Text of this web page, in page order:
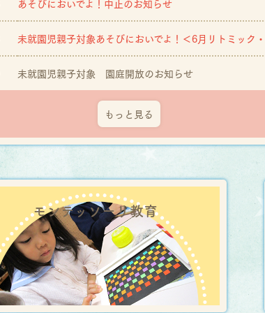
あそびにおいでよ！中止のお知らせ
未就園児親子対象 園庭開放のお知らせ
もっと見る
モンテッソーリ教育